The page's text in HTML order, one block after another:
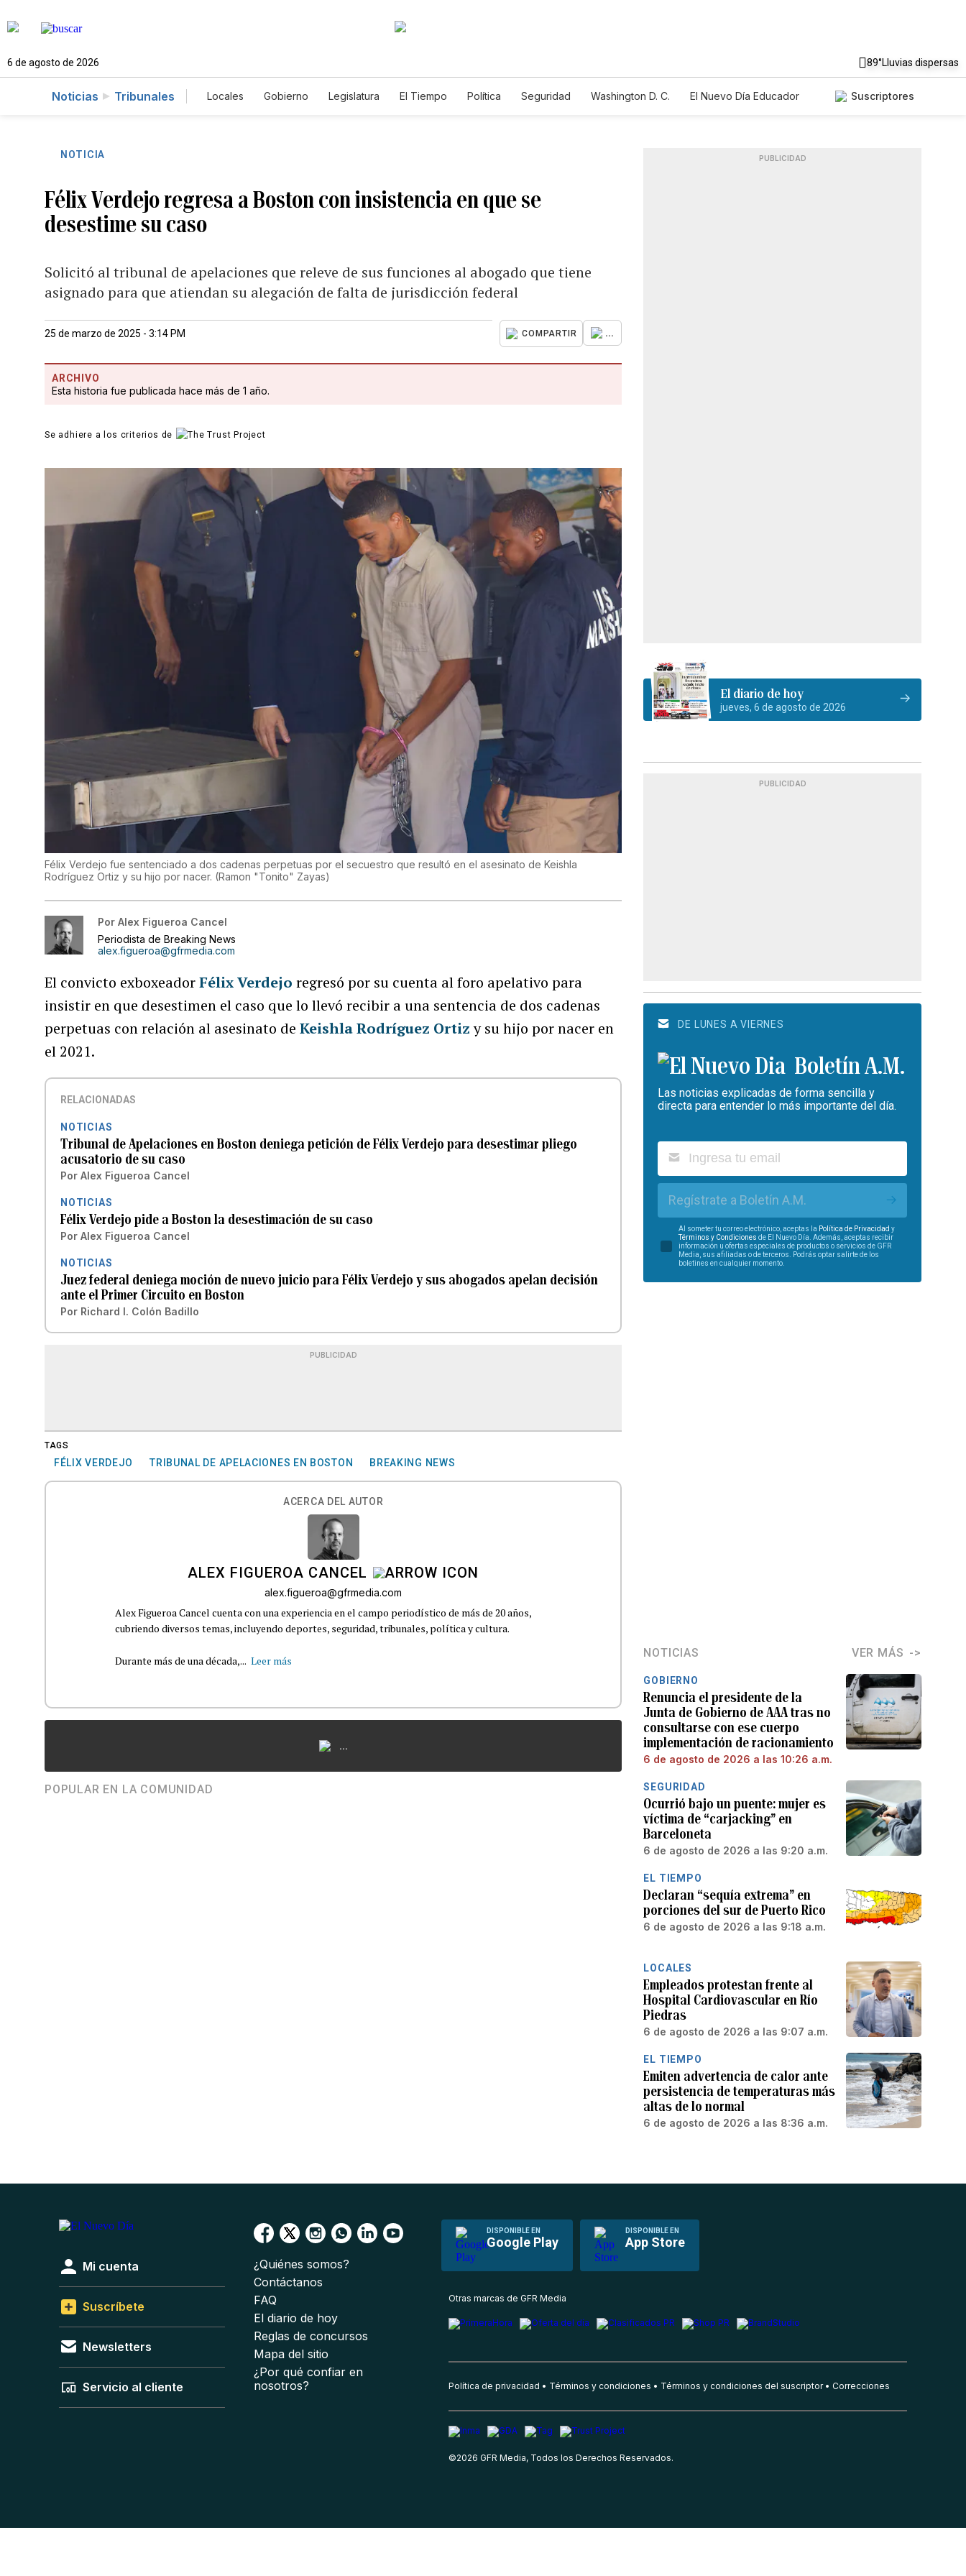
6 de agosto de 2026 89°Lluvias dispersas
Noticias Tribunales Locales Gobierno Legislatura El Tiempo Política Seguridad Washington D. C.
El Nuevo Día Educador
Suscriptores
NOTICIA
Félix Verdejo regresa a Boston con insistencia en que se
desestime su caso
Solicitó al tribunal de apelaciones que releve de sus funciones al abogado que tiene
asignado para que atiendan su alegación de falta de jurisdicción federal
25 de marzo de 2025 - 3:14 PM COMPARTIR ...
ARCHIVO
Esta historia fue publicada hace más de 1 año.
Se adhiere a los criterios de
Félix Verdejo fue sentenciado a dos cadenas perpetuas por el secuestro que resultó en el asesinato de Keishla
Rodríguez Ortiz y su hijo por nacer. (Ramon "Tonito" Zayas)
Por Alex Figueroa Cancel
Periodista de Breaking News
alex.figueroa@gfrmedia.com
El convicto exboxeadorFélix Verdejoregresó por su cuenta al foro apelativo para
insistir en que desestimen el caso que lo llevó recibir a una sentencia de dos cadenas
perpetuas con relación al asesinato deKeishla Rodríguez Ortizy su hijo por nacer en
el 2021.
RELACIONADAS
NOTICIAS
Tribunal de Apelaciones en Boston deniega petición de Félix Verdejo para desestimar pliego
acusatorio de su caso
Por Alex Figueroa Cancel
NOTICIAS
Félix Verdejo pide a Boston la desestimación de su caso
Por Alex Figueroa Cancel
NOTICIAS
Juez federal deniega moción de nuevo juicio para Félix Verdejo y sus abogados apelan decisión
ante el Primer Circuito en Boston
Por Richard I. Colón Badillo
PUBLICIDAD
TAGS
FÉLIX VERDEJO TRIBUNAL DE APELACIONES EN BOSTON BREAKING NEWS
ACERCA DEL AUTOR
ALEX FIGUEROA CANCEL
alex.figueroa@gfrmedia.com
Alex Figueroa Cancel cuenta con una experiencia en el campo periodístico de más de 20 años,
cubriendo diversos temas, incluyendo deportes, seguridad, tribunales, política y cultura.
Durante más de una década,... Leer más
...
POPULAR EN LA COMUNIDAD
PUBLICIDAD
El diario de hoy
jueves, 6 de agosto de 2026
PUBLICIDAD
DE LUNES A VIERNES
Boletín A.M.
Las noticias explicadas de forma sencilla y
directa para entender lo más importante del día.
Regístrate a Boletín A.M.
Al someter tu correo electrónico, aceptas la Política de Privacidad y
Términos y Condiciones de El Nuevo Día. Además, aceptas recibir
información u ofertas especiales de productos o servicios de GFR
Media, sus afiliadas o de terceros. Podrás optar salirte de los
boletines en cualquier momento.
NOTICIAS VER MÁS
GOBIERNO
Renuncia el presidente de la
Junta de Gobierno de AAA tras no
consultarse con ese cuerpo
implementación de racionamiento
6 de agosto de 2026 a las 10:26 a.m.
SEGURIDAD
Ocurrió bajo un puente: mujer es
víctima de “carjacking” en
Barceloneta
6 de agosto de 2026 a las 9:20 a.m.
EL TIEMPO
Declaran “sequía extrema” en
porciones del sur de Puerto Rico
6 de agosto de 2026 a las 9:18 a.m.
LOCALES
Empleados protestan frente al
Hospital Cardiovascular en Río
Piedras
6 de agosto de 2026 a las 9:07 a.m.
EL TIEMPO
Emiten advertencia de calor ante
persistencia de temperaturas más
altas de lo normal
6 de agosto de 2026 a las 8:36 a.m.
DISPONIBLE EN
Google Play
DISPONIBLE EN
App Store
Mi cuenta
Suscríbete
Newsletters
Servicio al cliente
¿Quiénes somos?
Contáctanos
FAQ
El diario de hoy
Reglas de concursos
Mapa del sitio
¿Por qué confiar en
nosotros?
Otras marcas de GFR Media
Política de privacidad Términos y condiciones Términos y condiciones del suscriptor Correcciones
©2026 GFR Media, Todos los Derechos Reservados.